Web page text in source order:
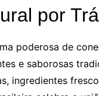
por
poderosa de
e saborosas
ingredientes